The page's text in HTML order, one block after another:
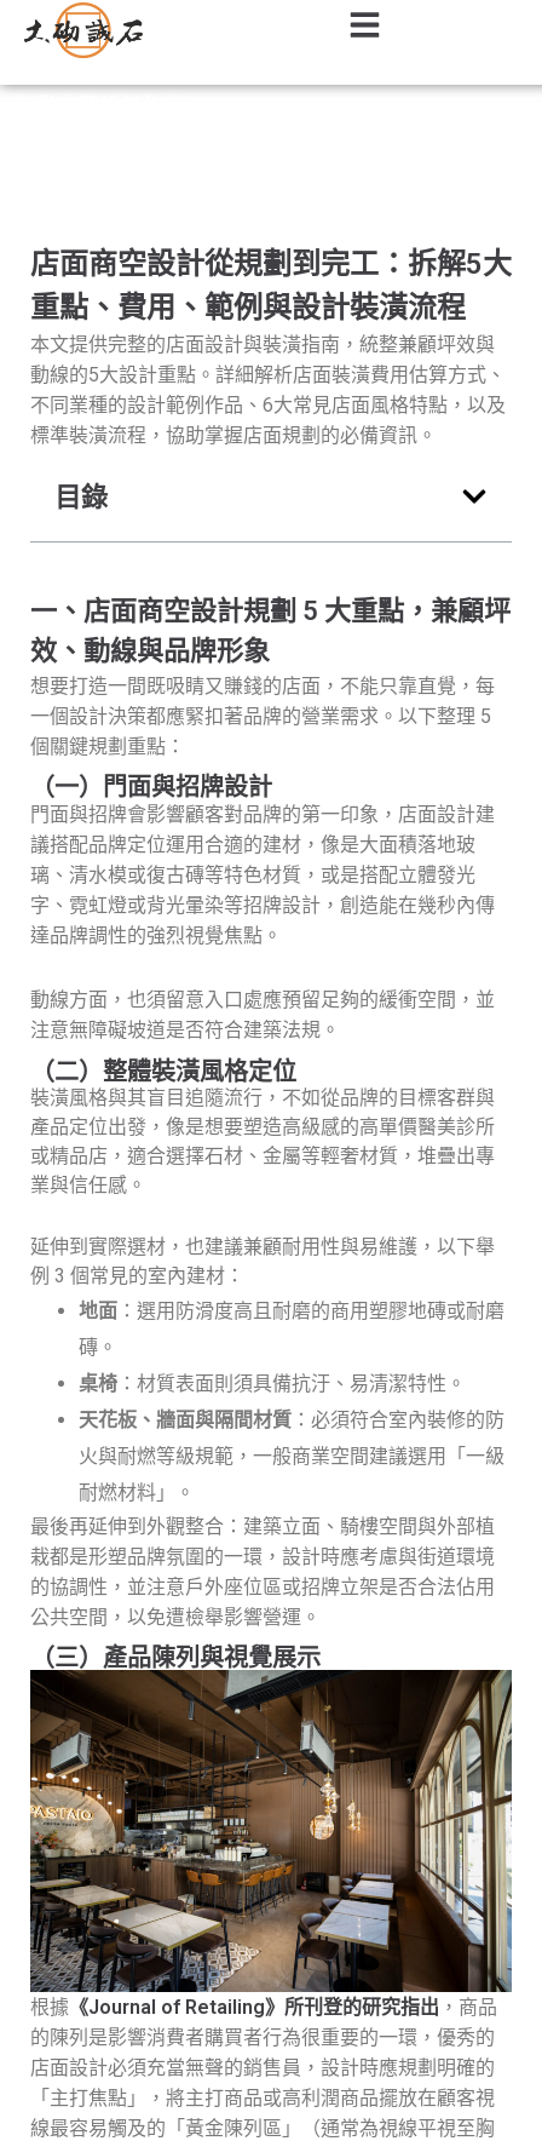
店面商空設計從規劃到完工：拆解5大
重點、費用、範例與設計裝潢流程
本文提供完整的店面設計與裝潢指南，統整兼顧坪效與
動線的5大設計重點。詳細解析店面裝潢費用估算方式、
不同業種的設計範例作品、6大常見店面風格特點，以及
標準裝潢流程，協助掌握店面規劃的必備資訊。
目錄
一、店面商空設計規劃 5 大重點，兼顧坪
效、動線與品牌形象
想要打造一間既吸睛又賺錢的店面，不能只靠直覺，每
一個設計決策都應緊扣著品牌的營業需求。以下整理 5
個關鍵規劃重點：
（一）門面與招牌設計
門面與招牌會影響顧客對品牌的第一印象，店面設計建
議搭配品牌定位運用合適的建材，像是大面積落地玻
璃、清水模或復古磚等特色材質，或是搭配立體發光
字、霓虹燈或背光暈染等招牌設計，創造能在幾秒內傳
達品牌調性的強烈視覺焦點。
動線方面，也須留意入口處應預留足夠的緩衝空間，並
注意無障礙坡道是否符合建築法規。
（二）整體裝潢風格定位
裝潢風格與其盲目追隨流行，不如從品牌的目標客群與
產品定位出發，像是想要塑造高級感的高單價醫美診所
或精品店，適合選擇石材、金屬等輕奢材質，堆疊出專
業與信任感。
延伸到實際選材，也建議兼顧耐用性與易維護，以下舉
例 3 個常見的室內建材：
地面 ：選用防滑度高且耐磨的商用塑膠地磚或耐磨
磚。
桌椅 ：材質表面則須具備抗汙、易清潔特性。
天花板、牆面與隔間材質 ：必須符合室內裝修的防
火與耐燃等級規範，一般商業空間建議選用「一級
耐燃材料」。
最後再延伸到外觀整合：建築立面、騎樓空間與外部植
栽都是形塑品牌氛圍的一環，設計時應考慮與街道環境
的協調性，並注意戶外座位區或招牌立架是否合法佔用
公共空間，以免遭檢舉影響營運。
（三）產品陳列與視覺展示
根據 《Journal of Retailing》所刊登的研究指出 ，商品
的陳列是影響消費者購買者行為很重要的一環，優秀的
店面設計必須充當無聲的銷售員，設計時應規劃明確的
「主打焦點」，將主打商品或高利潤商品擺放在顧客視
線最容易觸及的「黃金陳列區」（通常為視線平視至胸